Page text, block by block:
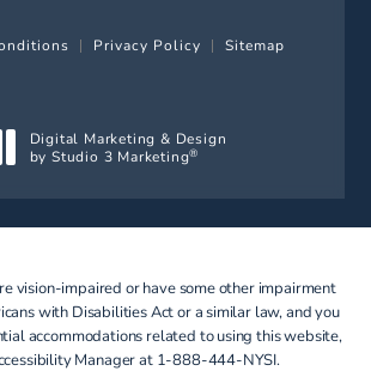
Privacy Policy Sitemap
Digital Marketing & Design
by Studio 3 Marketing®
vision-impaired or have some other impairment
with Disabilities Act or a similar law, and you
accommodations related to using this website,
Manager at 1-888-444-NYSI.